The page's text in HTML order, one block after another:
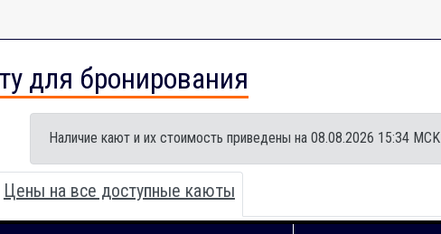
для бронирования
Наличие кают и их стоимость приведены на 08.08.2026 15:34 MCK
Цены на все доступные каюты